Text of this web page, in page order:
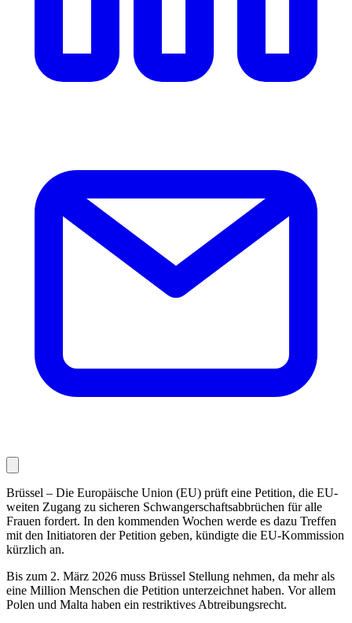
Brüssel – Die Europäische Union (EU) prüft eine Petition, die EU-
weiten Zugang zu sicheren Schwangerschaftsabbrüchen für alle
Frauen fordert. In den kommenden Wochen werde es dazu Treffen
mit den Initiatoren der Petition geben, kündigte die EU-Kommission
kürzlich an.
Bis zum 2. März 2026 muss Brüssel Stellung nehmen, da mehr als
eine Million Menschen die Petition unterzeichnet haben. Vor allem
Polen und Malta haben ein restriktives Abtreibungsrecht.